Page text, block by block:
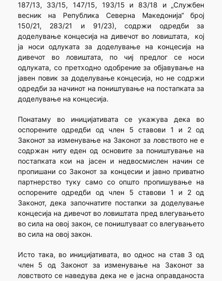
187/13, 33/15, 147/15, 193/15 и 83/18 и „Службен
весник на Република Северна Македонија“ број
150/21, 283/21 и 91/23), содржи одредби за
доделување концесија на дивечот во ловиштата, кој
ја носи одлуката за доделување на концесија на
дивечот во ловиштата, по чиј предлог се носи
одлуката, со претходно одобрение за објавување на
јавен повик за доделување концесија, но не содржи
одредби за начинот на поништување на постапката за
доделување на концесија.
Понатаму во иницијативата се укажува дека во
оспорените одредби од член 5 ставови 1 и 2 од
Законот за изменување на Законот за ловството не е
содржан ниту еден од основите за поништување на
постапката кои на јасен и недвосмислен начин се
пропишани со Законот за концесии и јавно приватно
партнерство туку само со општо пропишување на
оспорените одредби од член 5 ставови 1 и 2 од
Законот, дека започнатите постапки за доделување
концесија на дивечот во ловиштата пред влегувањето
во сила на овој закон, се поништуваат со влегувањето
во сила на овој закон.
Исто така, во иницијативата, во однос на став 3 од
член 5 од Законот за изменувањe на Законот за
ловството се наведува дека не е јасна оправданоста